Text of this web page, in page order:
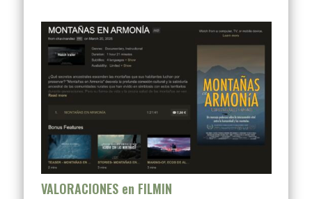
VALORACIONES en FILMIN